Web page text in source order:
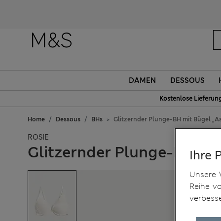
DAMEN DESSOUS
Kostenlose
Home Dessous BHs Glitzernder Plunge-BH mit Bügel
ROSIE
Glitzernder Plunge-BHIhre
Unsere
Reihe